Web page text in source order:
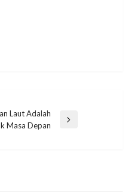
Laut Adalah
Masa Depan